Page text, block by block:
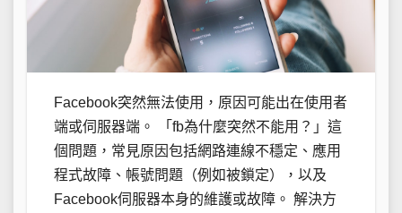
Facebook突然無法使用，原因可能出在使用者
端或伺服器端。 「fb為什麼突然不能用？」這
個問題，常見原因包括網路連線不穩定、應用
程式故障、帳號問題（例如被鎖定），以及
Facebook伺服器本身的維護或故障。 解決方